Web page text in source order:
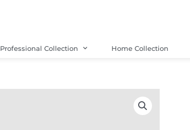
Professional Collection Home Collection